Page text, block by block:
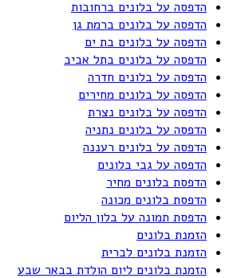
הדפסה על בלונים ברחובות
הדפסה על בלונים ברמת גן
הדפסה על בלונים בת ים
הדפסה על בלונים בתל אביב
הדפסה על בלונים חדרה
הדפסה על בלונים מחירים
הדפסה על בלונים נצרת
הדפסה על בלונים נתניה
הדפסה על בלונים רעננה
הדפסה על גבי בלונים
הדפסת בלונים מחיר
הדפסת בלונים מכונה
הדפסת תמונה על בלון הליום
הזמנת בלונים
הזמנת בלונים לברית
הזמנת בלונים ליום הולדת בבאר שבע